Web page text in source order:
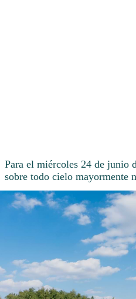
Para el miércoles 24 de junio
sobre todo cielo mayormente